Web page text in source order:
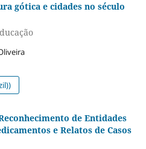
gótica e cidades no século
de Entidades
e Relatos de Casos